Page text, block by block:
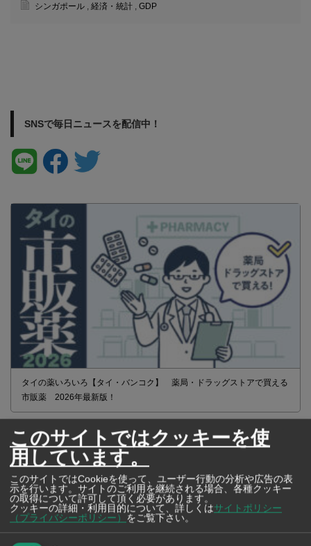
シンガポール , 経済・統計 , GDP
SNSで毎日ニュースを配信中！
タイの薬いろいろ【タイ・バンコク】 薬局・ドラッグストアで買える
市販薬 2026年最新版！
このサイトではクッキーを使
用しています。
このサイトではCookieを使って、ユーザー行動の分析や広告の表
示を行います。サイトのご利用を継続される場合、各種クッキー
の取得について許可して頂く必要があります。
クッキーの詳細・利用目的について、詳しくはサイトポリシー
（プライバシーポリシー）
をご覧下さい。